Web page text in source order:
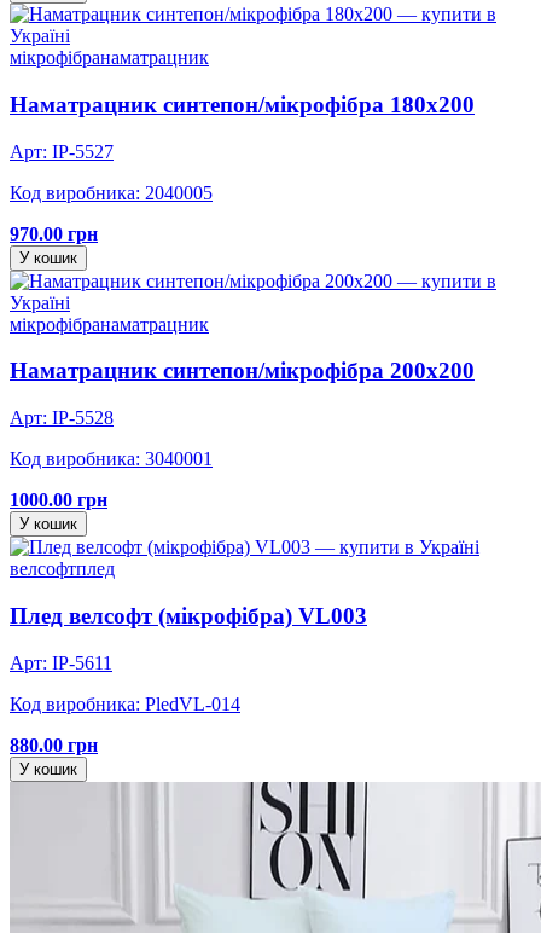
мікрофібранаматрацник
Наматрацник синтепон/мікрофібра 180х200
Арт: IP-5527
Код виробника: 2040005
970.00 грн
У кошик
мікрофібранаматрацник
Наматрацник синтепон/мікрофібра 200х200
Арт: IP-5528
Код виробника: 3040001
1000.00 грн
У кошик
велсофтплед
Плед велсофт (мікрофібра) VL003
Арт: IP-5611
Код виробника: PledVL-014
880.00 грн
У кошик